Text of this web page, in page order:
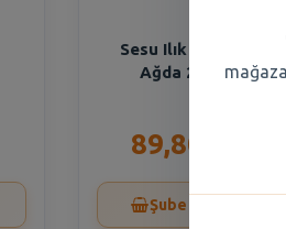
Sesu Ilık Turuncu
Ağda 250 gr
89,80 TL
Şube Seçiniz